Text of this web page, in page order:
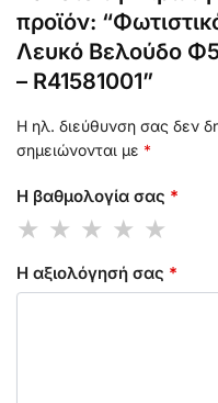
προϊόν:
Λευκό Βελούδο
– R41581001”
Η ηλ. διεύθυνση σας δεν
σημειώνονται με *
Η βαθμολογία σας *
Η αξιολόγησή σας *